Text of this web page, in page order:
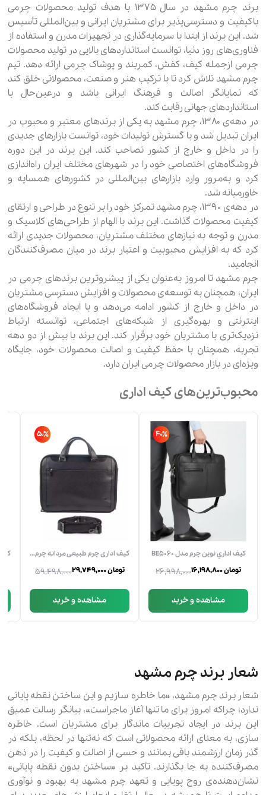
برند چرم مشهد در سال ۱۳۷۵ با هدف تولید محصولات چرمی
باکیفیت و دسترسی‌پذیر برای مشتریان ایرانی و بین‌المللی تأسیس
شد. این برند از ابتدا با سرمایه‌گذاری در تجهیزات مدرن و استفاده از
فناوری‌های روز دنیا، توانست استانداردهای بالایی در تولید محصولات
چرمی ازجمله کیف، کفش، کمربند و پوشاک چرمی ارائه دهد. تیم
چرم مشهد تلاش کرد تا با ترکیب هنر و صنعت، محصولاتی خلق کند
که نمایانگر اصالت و فرهنگ ایرانی باشد و درعین‌حال با
استانداردهای جهانی رقابت کند.
در دهه‌ی ۱۳۸۰، چرم مشهد به یکی از برندهای معتبر و محبوب در
ایران تبدیل شد و با گسترش تولیدات خود، توانست بازارهای جدیدی
را در داخل و خارج از کشور تصاحب کند. این برند در این دوره
فروشگاه‌های اختصاصی خود را در شهرهای مختلف ایران راه‌اندازی
کرد و به‌مرور وارد بازارهای بین‌المللی در کشورهای همسایه و
خاورمیانه شد.
در دهه‌ی ۱۳۹۰، چرم مشهد تمرکز خود را بر تنوع در طراحی و ارتقای
کیفیت محصولات گذاشت. این برند با الهام از طراحی‌های کلاسیک و
مدرن و توجه به نیازهای مختلف مشتریان، محصولات جدیدی ارائه
کرد که به افزایش محبوبیت و اعتبار برند در میان مصرف‌کنندگان
انجامید.
چرم مشهد تا امروز به‌عنوان یکی از پیشروترین برندهای چرمی در
ایران، همچنان به توسعه‌ی محصولات و افزایش دسترسی مشتریان
در داخل و خارج از کشور ادامه می‌دهد و با ایجاد فروشگاه‌های
اینترنتی و بهره‌گیری از شبکه‌های اجتماعی، توانسته ارتباط
نزدیک‌تری با مشتریان خود برقرار کند. این برند با بیش از دو دهه
تجربه، همچنان با حفظ کیفیت و اصالت محصولات خود، جایگاه
ویژه‌ای در بازار محصولات چرمی ایران دارد.
محبوب‌ترین‌های کیف اداری
40٪
كيف اداري نوين چرم مدل BE5060
26,998,000 16,198,800 تومان
مشاهده و خرید
50٪
کیف اداری چرم طبیعی مردانه چرم مشهد مدل A5599
59,498,000 29,749,000 تومان
مشاهده و خرید
شعار برند چرم مشهد
شعار برند چرم مشهد، «ما خاطره سازیم و این ساختن نقطه پایانی
ندارد؛ چراکه امروز برای ما تنها آغاز ماجراست»، بیانگر رسالت عمیق
این برند در ایجاد تجربیات ماندگار برای مشتریان است. خاطره
سازی، به معنای ارائه محصولاتی است که نه‌تنها در لحظه، بلکه در
گذر زمان ارزشمند باقی بمانند و حسی از اصالت و کیفیت را در ذهن
مصرف‌کننده به جا بگذارند. تأکید بر «ساختن بدون نقطه پایانی»
نشان‌دهنده‌ی روح پویایی و تعهد چرم مشهد به بهبود و نوآوری